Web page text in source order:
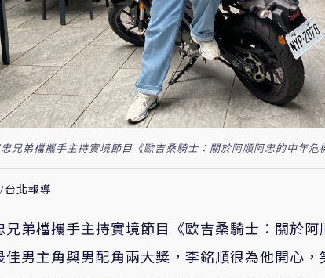
兄弟檔攜手主持實境節目《歐吉桑騎士：關於阿順阿忠的中年
台北報導
兄弟檔攜手主持實境節目《歐吉桑騎士：關於
佳男主角與男配角兩大獎，李銘順很為他開心